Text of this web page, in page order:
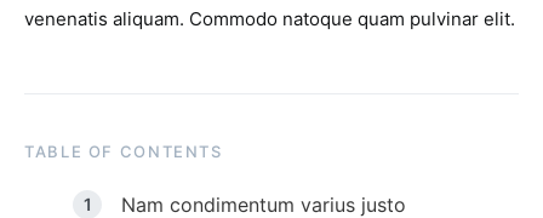
venenatis aliquam. Commodo natoque quam pulvinar elit.
TABLE OF CONTENTS
Nam condimentum varius justo